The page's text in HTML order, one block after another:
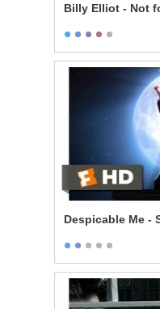
Billy Elliot - Not
Despicable Me -